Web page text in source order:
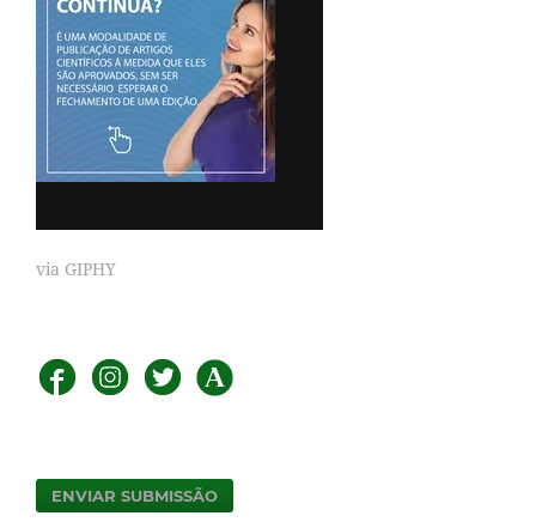
via GIPHY
ENVIAR SUBMISSÃO